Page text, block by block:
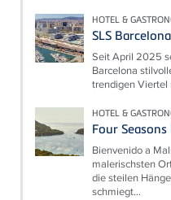
HOTEL &
SLS Barcelona
Seit April 2025
Barcelona
trendigen Viertel
HOTEL &
Four
Bienvenido a
malerischsten
die steilen
schmiegt...